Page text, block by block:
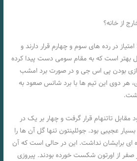
از خانه؟
نیوکاسل و میلان هر دو با 5 امتیاز در رده های سوم و چهارم قرار دارند و
بهتر است که به مقام سومی دست پیدا کرده
بودن پی اس جی و در صورت برد امشب
هر دوی این تیم ها با برد شانس صعود به
مقابل تاتنهام قرار گرفت و چهار بر یک در
عجیبی بود. جوئلینتون تنها گل آن ها را
ای برایشان نداشت. این در حالی است که آن
صفر از اورتون شکست خورده بودند. پیروزی